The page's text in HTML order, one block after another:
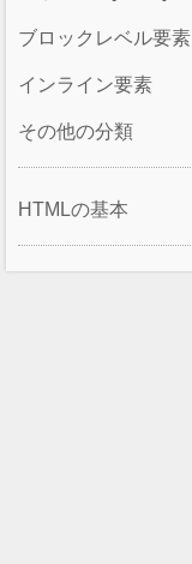
ブロックレベル要素
インライン要素
その他の分類
HTMLの基本